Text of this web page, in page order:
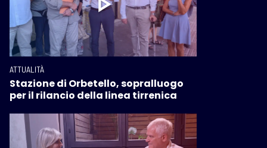
ATTUALITÀ
Stazione di Orbetello, sopralluogo
per il rilancio della linea tirrenica